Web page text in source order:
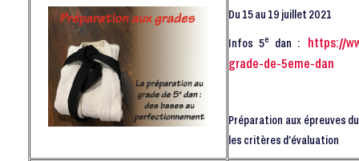
Du 15 au 19 juillet 2021
Infos 5e dan :
https://
grade-de-5eme-dan
Préparation aux épreuves
les critères d’évaluation